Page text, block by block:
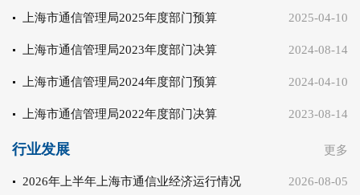
2025-04-10
上海市通信管理局2025年度部门预算
2024-08-14
上海市通信管理局2023年度部门决算
2024-04-10
上海市通信管理局2024年度部门预算
2023-08-14
上海市通信管理局2022年度部门决算
行业发展 更多
2026-08-05
2026年上半年上海市通信业经济运行情况